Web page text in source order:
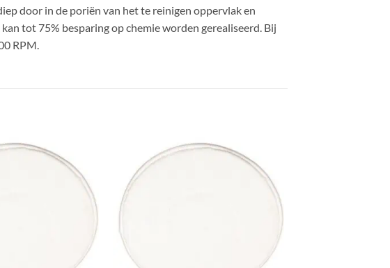
door in de poriën van het te reinigen oppervlak en
tot 75% besparing op chemie worden gerealiseerd. Bij
RPM.